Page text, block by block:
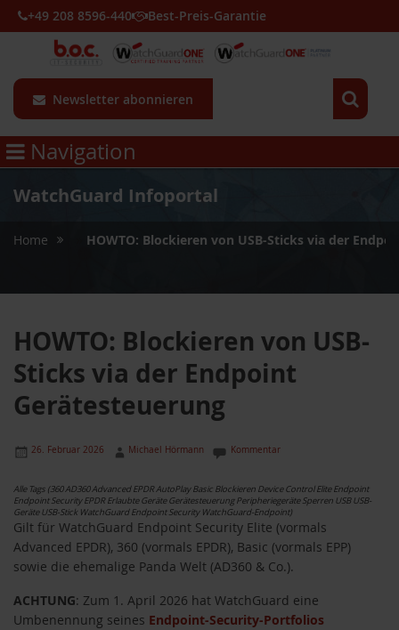
Newsletter abonnieren
+49 208 8596-440 Best-Preis-Garantie
Navigation
WatchGuard Infoportal
Home HOWTO: Blockieren von USB-Sticks via der
HOWTO: Blockieren von USB-
Sticks via der Endpoint
Gerätesteuerung
26. Februar 2026 Michael Hörmann Kommentar
Alle Tags (360 AD360 Advanced EPDR AutoPlay Basic Blockieren Device Control Elite Endpoint
Endpoint Security EPDR Erlaubte Geräte Gerätesteuerung Peripheriegeräte Sperren USB USB-
Geräte USB-Stick WatchGuard Endpoint Security WatchGuard-Endpoint)
Gilt für WatchGuard Endpoint Security Elite (vormals
Advanced EPDR), 360 (vormals EPDR), Basic (vormals EPP)
sowie die ehemalige Panda Welt (AD360 & Co.).
ACHTUNG: Zum 1. April 2026 hat WatchGuard eine
Umbenennung seines Endpoint-Security-Portfolios